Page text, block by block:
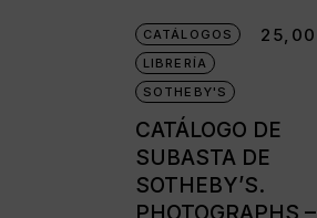
CATÁLOGOS
LIBRERÍA
SOTHEBY'S
CATÁLOGO DE
SUBASTA DE
SOTHEBY’S.
25,00